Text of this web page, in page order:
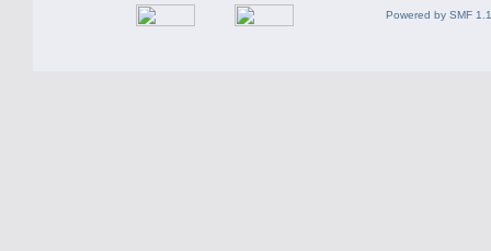
Powered by SMF